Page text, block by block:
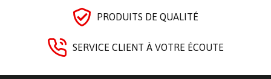
PRODUITS DE QUALITÉ
SERVICE CLIENT À VOTRE ÉCOUTE